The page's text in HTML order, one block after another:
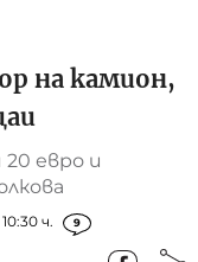
на камион,
евро и
ч. 9